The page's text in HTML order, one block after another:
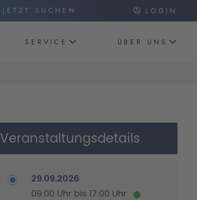
LOGIN
SERVICE ÜBER UNS
Veranstaltungsdetails
29.09.2026
09:00 Uhr bis 17:00 Uhr